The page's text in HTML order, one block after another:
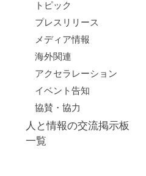
トピック
プレスリリース
メディア情報
海外関連
アクセラレーション
イベント告知
協賛・協力
人と情報の交流掲示板
一覧